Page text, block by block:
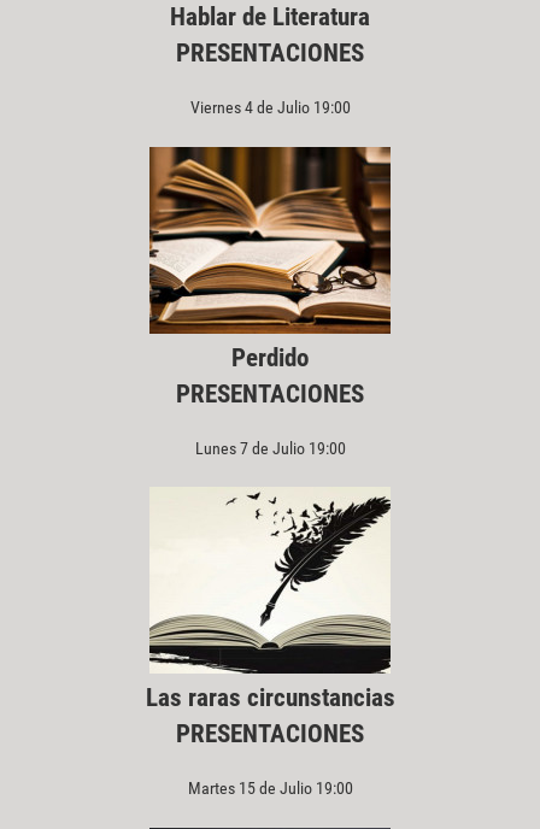
Hablar de Literatura
PRESENTACIONES
Viernes 4 de Julio 19:00
Perdido
PRESENTACIONES
Lunes 7 de Julio 19:00
Las raras circunstancias
PRESENTACIONES
Martes 15 de Julio 19:00